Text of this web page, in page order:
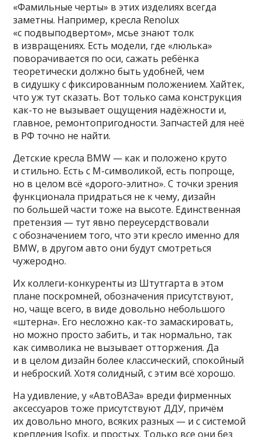
«Фамильные черты» в этих изделиях всегда
заметны. Например, кресла Renolux
«с подвыподвертом», мсье знают толк
в извращениях. Есть модели, где «люлька»
поворачивается по оси, сажать ребёнка
теоретически должно быть удобней, чем
в сидушку с фиксированным положением. Хайтек,
что уж тут сказать. Вот только сама конструкция
как-то не вызывает ощущения надёжности и,
главное, ремонтопригодности. Запчастей для неё
в РФ точно не найти.
Детские кресла BMW — как и положено круто
и стильно. Есть с М-символикой, есть попроще,
но в целом всё «дорого-элитно». С точки зрения
функционала придраться не к чему, дизайн
по большей части тоже на высоте. Единственная
претензия — тут явно переусердствовали
с обозначением того, что эти кресло именно для
BMW, в другом авто они будут смотреться
чужеродно.
Их коллеги-конкуренты из Штутгарта в этом
плане поскромней, обозначения присутствуют,
но, чаще всего, в виде довольно небольшого
«штерна». Его несложно как-то замаскировать,
но можно просто забить, и так нормально, так
как символика не вызывает отторжения. Да
и в целом дизайн более классический, спокойный
и неброский. Хотя солидный, с этим всё хорошо.
На удивление, у «АвтоВАЗа» вреди фирменных
аксессуаров тоже присутствуют ДДУ, причём
их довольно много, всяких разных — и с системой
крепления Isofix, и простых. Только все они без